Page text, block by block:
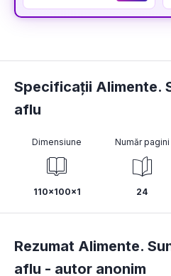
Specificații Alimente.
aflu
Dimensiune
110x100x1
Număr pagini
24
Rezumat Alimente.
aflu - autor anonim